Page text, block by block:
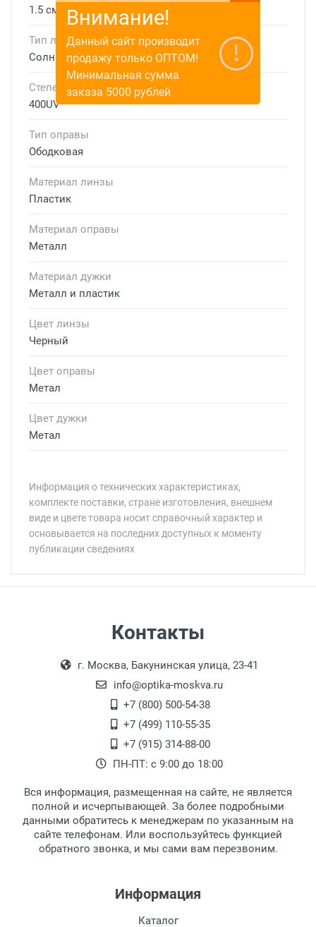
1.5 см
Тип линзы
Солнцезащитные
Степень защиты
400UV
Тип оправы
Ободковая
Материал линзы
Пластик
Материал оправы
Металл
Материал дужки
Металл и пластик
Цвет линзы
Черный
Цвет оправы
Метал
Цвет дужки
Метал
Информация о технических характеристиках,
комплекте поставки, стране изготовления, внешнем
виде и цвете товара носит справочный характер и
основывается на последних доступных к моменту
публикации сведениях
Самовывоз.
Оплата товара производится
наличными непосредственно на пункте
выдачи товара.
Перечисление средств на расчетный счет.
18:00, по субботам с 11:00 до 15:00, в
офисе по адресу: г. Москва,
Переведеновский переулок 17, корпус 1,
второй этаж, тел. +7 (499) 110-55-35.
После того, как заказ поступает в пункт
выдачи, наш менеджер связывается с
клиентом и оповещает о поступлении
Для получения товара при себе
обязательно иметь паспорт.
Заказ необходимо забрать в течение 3
рабочих дней с момента поступления на
дополнительных расходов за хранение
Контакты
г. Москва, Бакунинская улица, 23-41
info@optika-moskva.ru
+7 (800) 500-54-38
+7 (499) 110-55-35
+7 (915) 314-88-00
ПН-ПТ: с 9:00 до 18:00
Вся информация, размещенная на сайте, не является
полной и исчерпывающей. За более подробными
данными обратитесь к менеджерам по указанным на
сайте телефонам. Или воспользуйтесь функцией
обратного звонка, и мы сами вам перезвоним.
Информация
Каталог
Внимание!
Данный сайт производит
продажу только ОПТОМ!
Минимальная сумма
заказа 5000 рублей